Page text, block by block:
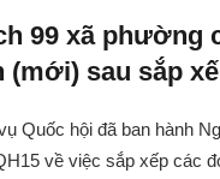
99 xã phường
(mới) sau sắp
Quốc hội đã ban hành
về việc sắp xếp các